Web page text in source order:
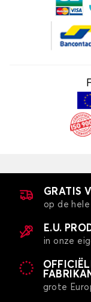
GRATIS
op de
E.U.
in onze
grote